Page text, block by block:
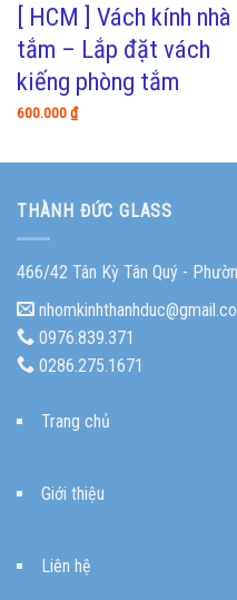
[ HCM ] Vách kính nhà
tắm – Lắp đặt vách
kiếng phòng tắm
600.000₫
THÀNH ĐỨC GLASS
466/42 Tân Kỳ Tân Quý -
0976.839.371
0286.275.1671
Trang chủ
Giới thiệu
Liên hệ